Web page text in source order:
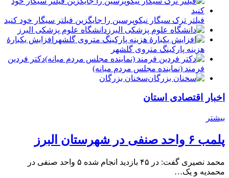
فیلتر ترک سیگار نیکوپرسین را جایگزین فیلتر سیگار خود کنید
دانشگاه علوم پزشکی البرز
افزایش یکبارۀ
هزینه پارکینگ متروی گلشهر
دكتر فردين
فرمند (نماينده مجلس مردم میانه)
سخنان بزرگان
اخبار اقتصادی استان
بیشتر
پلمب ۶ واحد صنفی در شهرستان البرز
محمد نصیری گفت: در ۴۵ بازدید انجام شده ۵ واحد صنفی در
محمدیه و یک…